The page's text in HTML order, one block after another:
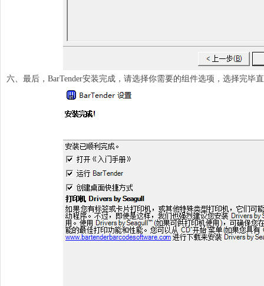
六、最后，BarTender安装完成，请选择你需要的组件选项，选择完毕